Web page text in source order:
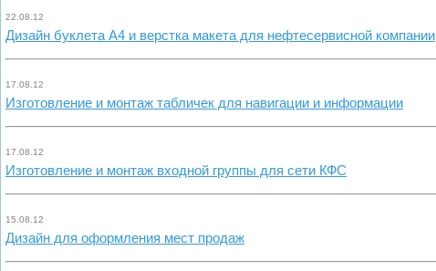
22.08.12
Дизайн буклета А4 и верстка макета для нефтесервисной компании
17.08.12
Изготовление и монтаж табличек для навигации и информации
17.08.12
Изготовление и монтаж входной группы для сети КФС
15.08.12
Дизайн для оформления мест продаж